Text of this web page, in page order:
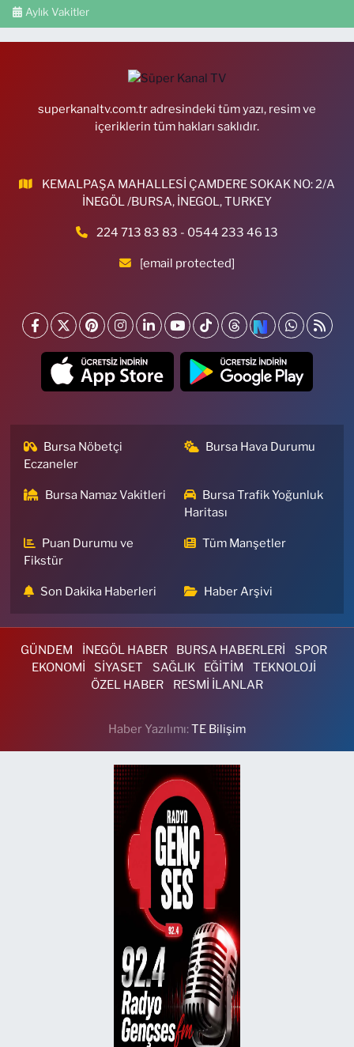
Aylık Vakitler
superkanaltv.com.tr adresindeki tüm yazı, resim ve
içeriklerin tüm hakları saklıdır.
KEMALPAŞA MAHALLESİ ÇAMDERE SOKAK NO: 2/A
İNEGÖL /BURSA, İNEGOL, TURKEY
224 713 83 83 - 0544 233 46 13
[email protected]
Bursa Nöbetçi
Eczaneler
Bursa Hava Durumu
Bursa Namaz Vakitleri
Bursa Trafik Yoğunluk
Haritası
Puan Durumu ve
Fikstür
Tüm Manşetler
Son Dakika Haberleri Haber Arşivi
GÜNDEM İNEGÖL HABER BURSA HABERLERİ
SPOR
EKONOMİ
SİYASET SAĞLIK EĞİTİM
TEKNOLOJİ
ÖZEL HABER
RESMİ İLANLAR
Haber Yazılımı:TE Bilişim